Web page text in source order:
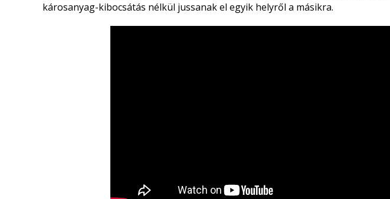
károsanyag-kibocsátás nélkül jussanak el egyik helyről a másikra.